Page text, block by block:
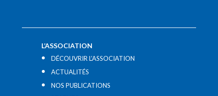
L’ASSOCIATION
DÉCOUVRIR L’ASSOCIATION
ACTUALITÉS
NOS PUBLICATIONS